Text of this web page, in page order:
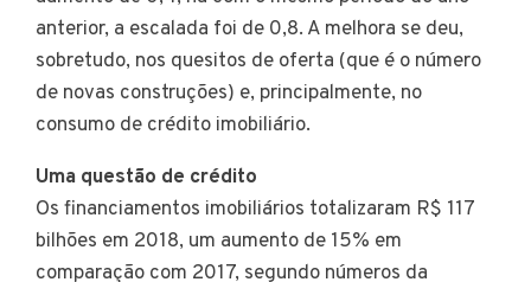
anterior, a escalada foi de 0,8. A melhora se deu,
sobretudo, nos quesitos de oferta (que é o número
de novas construções) e, principalmente, no
consumo de crédito imobiliário.
Uma questão de crédito
Os financiamentos imobiliários totalizaram R$ 117
bilhões em 2018, um aumento de 15% em
comparação com 2017, segundo números da